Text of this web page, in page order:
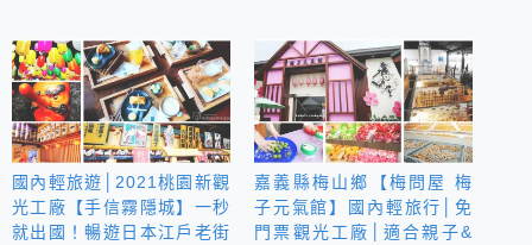
國內輕旅遊│2021桃園新觀
光工廠【手信霧隱城】一秒
就出國！暢遊日本江戶老街
嘉義縣梅山鄉【梅問屋 梅
子元氣館】國內輕旅行│免
門票觀光工廠│適合親子&